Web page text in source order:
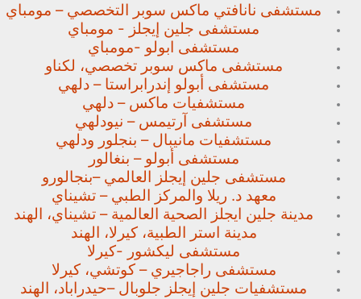
مستشفى نانافتي ماكس سوبر التخصصي – مومباي
مستشفى جلين إيجلز - مومباي
مستشفى ابولو -مومباي
مستشفى ماكس سوبر تخصصي، لكناو
مستشفى أبولو إندرابراستا – دلهي
مستشفيات ماكس – دلهي
مستشفى آرتيمس – نيودلهي
مستشفيات مانيبال – بنجلور ودلهي
مستشفى أبولو – بنغالور
مستشفى جلين إيجلز العالمي –بنجالورو
معهد د. ريلا والمركز الطبي – تشيناي
مدينة جلين ايجلز الصحية العالمية – تشيناي، الهند
مدينة استر الطبية، كيرلا، الهند
مستشفى ليكشور -كيرلا
مستشفى راجاجيري – كوتشي، كيرلا
مستشفيات جلين إيجلز جلوبال –حيدراباد، الهند